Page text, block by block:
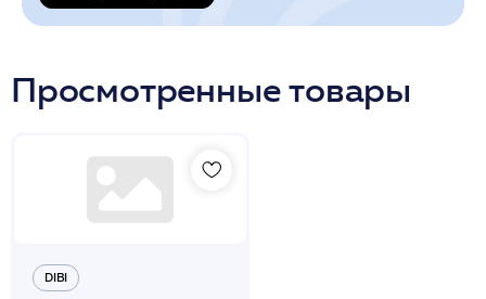
Просмотренные товары
DIBI